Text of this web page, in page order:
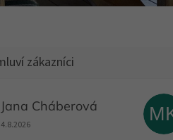
Jana Cháberová
Hodnocení obchodu je 5 z 5 hvězdiček.
4.8.2026